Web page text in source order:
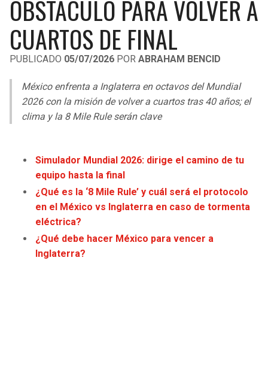
LIGA DE EXPANSIÓN MX
LEAGUES CUP
UEFA EUROPA LEAGUE
UEFA CONFERENCE LEAGUE
MLS
COPA LIBERTADORES
COPA SUDAMERICANA
OTRAS LIGAS
RAIDERS
CHARGERS
RAVENS
BENGALS
TEXANS
CAVALIERS
PISTONS
PACERS
BUCKS
HEAT
OBSTÁCULO PARA VOLVER A
CUARTOS DE FINAL
PUBLICADO 05/07/2026 POR ABRAHAM BENCID
México enfrenta a Inglaterra en octavos del Mundial
2026 con la misión de volver a cuartos tras 40 años; el
clima y la 8 Mile Rule serán clave
Simulador Mundial 2026: dirige el camino de tu
equipo hasta la final
¿Qué es la ‘8 Mile Rule’ y cuál será el protocolo
en el México vs Inglaterra en caso de tormenta
eléctrica?
¿Qué debe hacer México para vencer a
Inglaterra?